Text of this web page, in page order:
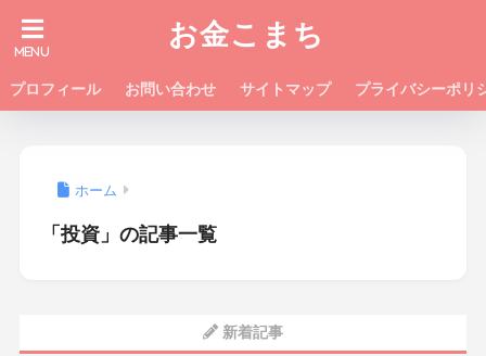
お金こまち
プロフィール お問い合わせ サイトマップ プライバシーポリ
ホーム
「投資」の記事一覧
新着記事